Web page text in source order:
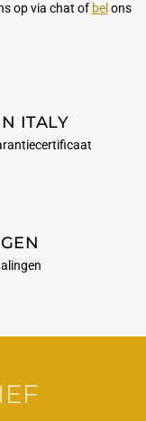
op via chat of bel ons
ITALY